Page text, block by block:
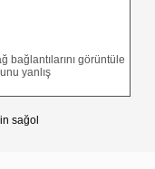
bağlantılarını görüntüle
yanlış
sağol